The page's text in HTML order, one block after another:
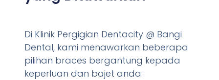
Di Klinik Pergigian Dentacity @ Bangi
Dental, kami menawarkan beberapa
pilihan braces bergantung kepada
keperluan dan bajet anda: